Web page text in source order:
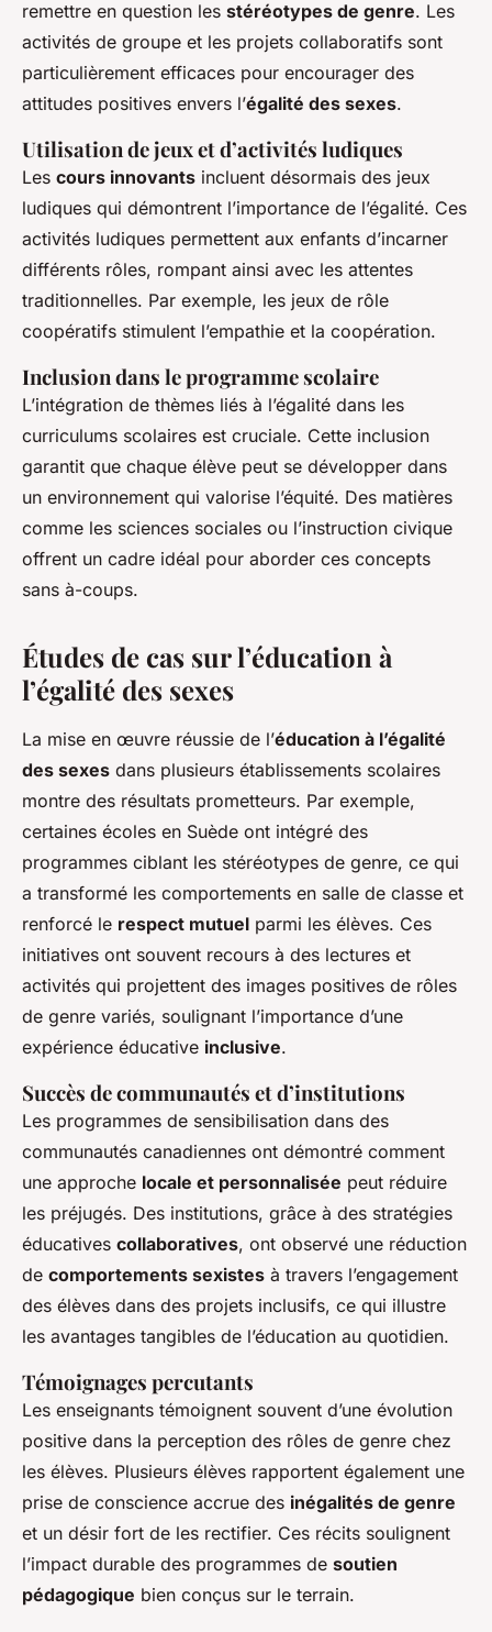
remettre en question les stéréotypes de genre. Les
activités de groupe et les projets collaboratifs sont
particulièrement efficaces pour encourager des
attitudes positives envers l’égalité des sexes.
Utilisation de jeux et d’activités ludiques
Les cours innovants incluent désormais des jeux
ludiques qui démontrent l’importance de l’égalité. Ces
activités ludiques permettent aux enfants d’incarner
différents rôles, rompant ainsi avec les attentes
traditionnelles. Par exemple, les jeux de rôle
coopératifs stimulent l’empathie et la coopération.
Inclusion dans le programme scolaire
L’intégration de thèmes liés à l’égalité dans les
curriculums scolaires est cruciale. Cette inclusion
garantit que chaque élève peut se développer dans
un environnement qui valorise l’équité. Des matières
comme les sciences sociales ou l’instruction civique
offrent un cadre idéal pour aborder ces concepts
sans à-coups.
Études de cas sur l’éducation à
l’égalité des sexes
La mise en œuvre réussie de l’éducation à l’égalité
des sexes dans plusieurs établissements scolaires
montre des résultats prometteurs. Par exemple,
certaines écoles en Suède ont intégré des
programmes ciblant les stéréotypes de genre, ce qui
a transformé les comportements en salle de classe et
renforcé le respect mutuel parmi les élèves. Ces
initiatives ont souvent recours à des lectures et
activités qui projettent des images positives de rôles
de genre variés, soulignant l’importance d’une
expérience éducative inclusive.
Succès de communautés et d’institutions
Les programmes de sensibilisation dans des
communautés canadiennes ont démontré comment
une approche locale et personnalisée peut réduire
les préjugés. Des institutions, grâce à des stratégies
éducatives collaboratives, ont observé une réduction
de comportements sexistes à travers l’engagement
des élèves dans des projets inclusifs, ce qui illustre
les avantages tangibles de l’éducation au quotidien.
Témoignages percutants
Les enseignants témoignent souvent d’une évolution
positive dans la perception des rôles de genre chez
les élèves. Plusieurs élèves rapportent également une
prise de conscience accrue des inégalités de genre
et un désir fort de les rectifier. Ces récits soulignent
l’impact durable des programmes de soutien
pédagogique bien conçus sur le terrain.